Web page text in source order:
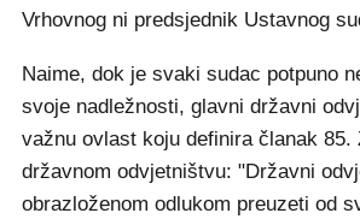
Vrhovnog ni predsjednik Ustavnog
Naime, dok je svaki sudac potpuno
svoje nadležnosti, glavni državni
važnu ovlast koju definira članak 85.
državnom odvjetništvu: "Državni
obrazloženom odlukom preuzeti od